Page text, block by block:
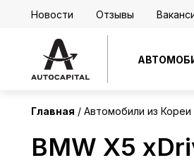
Новости Отзывы
Главная Автомобили из Кореи
BMW X5
Корея